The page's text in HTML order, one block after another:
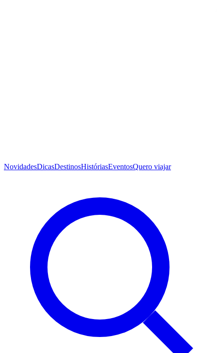
NovidadesDicasDestinosHistóriasEventosQuero viajar